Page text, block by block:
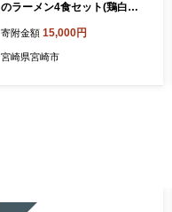
のラーメン4食セット(鶏白湯
ーメン400ｇ×2)_M087-003
寄附金額 15,000円
宮崎県宮崎市